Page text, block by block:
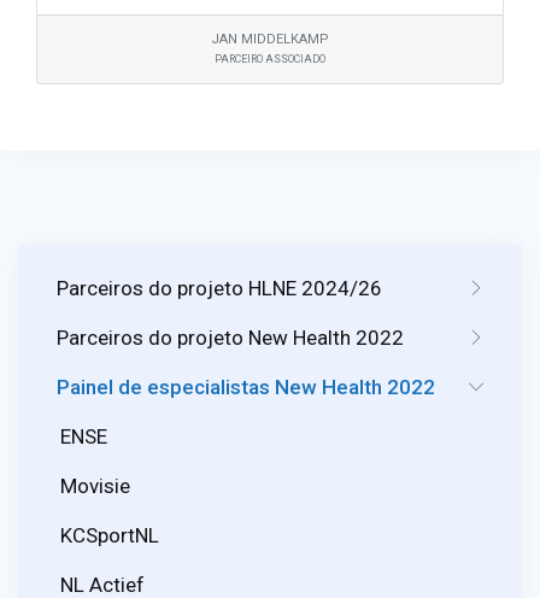
JAN MIDDELKAMP
PARCEIRO ASSOCIADO
Parceiros do projeto HLNE 2024/26
Parceiros do projeto New Health 2022
Painel de especialistas New Health 2022
ENSE
Movisie
KCSportNL
NL Actief